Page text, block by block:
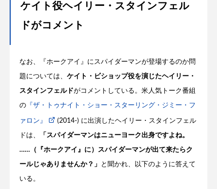
ケイト役ヘイリー・スタインフェル
ドがコメント
なお、『ホークアイ』にスパイダーマンが登場するのか問
題については、 ケイト・ビショップ役を演じたヘイリー・
スタインフェルドがコメントしている。米人気トーク番組
の 『ザ・トゥナイト・ショー・スターリング・ジミー・フ
ァロン』 (2014-) に出演したヘイリー・スタインフェル
ドは、 「スパイダーマンはニューヨーク出身ですよね。
……（『ホークアイ』に）スパイダーマンが出て来たらク
ールじゃありませんか？」 と聞かれ、以下のように答えて
いる。